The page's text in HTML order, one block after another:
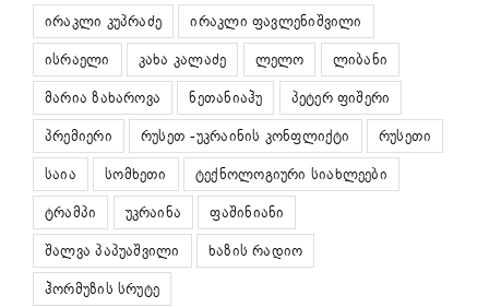
ირაკლი კუპრაძე
ირაკლი ფავლენიშვილი
ისრაელი
კახა კალაძე ლელო
ლიბანი
მარია ზახაროვა
ნეთანიაჰუ
პეტერ ფიშერი
პრემიერი
რუსეთ -უკრაინის კონფლიქტი
რუსეთი
საია
სომხეთი
ტექნოლოგიური სიახლეები
ტრამპი
უკრაინა
ფაშინიანი
შალვა პაპუაშვილი
ხაზის რადიო
ჰორმუზის სრუტე